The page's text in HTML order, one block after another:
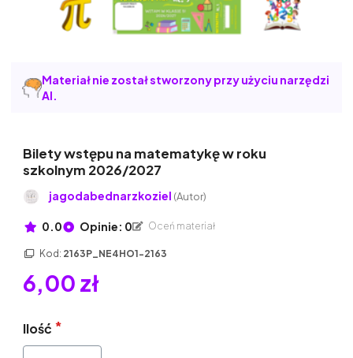
Materiał nie został stworzony przy użyciu narzędzi
AI.
Bilety wstępu na matematykę w roku
szkolnym 2026/2027
jagodabednarzkoziel (Autor)
0.0 Opinie: 0 Oceń materiał
Kod: 2163P_NE4HO1-2163
6,00 zł
Ilość